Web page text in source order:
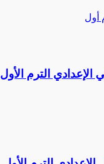
الترم الأول